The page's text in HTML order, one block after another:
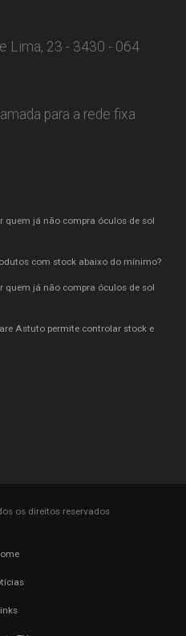
Lima, 23 - 3430 - 064
para a rede fixa
quem já não compra óculos de sol
com stock abaixo do mínimo?
quem já não compra óculos de sol
Astuto permite controlar stock e
os direitos reservados